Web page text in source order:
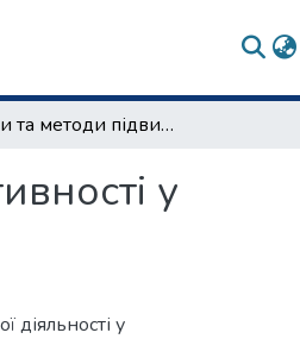
Засоби та методи підвищення рівня фізичної активності у здобувачів закладів вищої освіти
у
діяльності у